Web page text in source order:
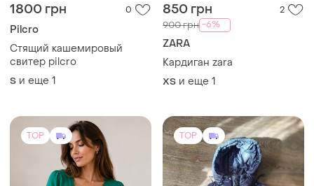
1800 грн 0
Pilcro
Стящий кашемировый
свитер pilcro
S и еще 1
850 грн 2
900 грн -6%
ZARA
Кардиган zara
ХS и еще 1
TOP TOP